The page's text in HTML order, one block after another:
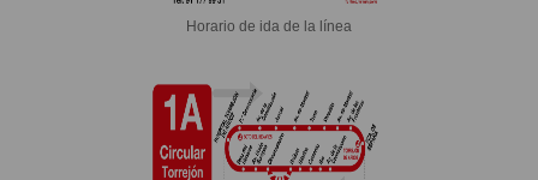
Horario de ida de la línea